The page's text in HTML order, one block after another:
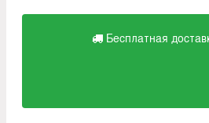
Бесплатная